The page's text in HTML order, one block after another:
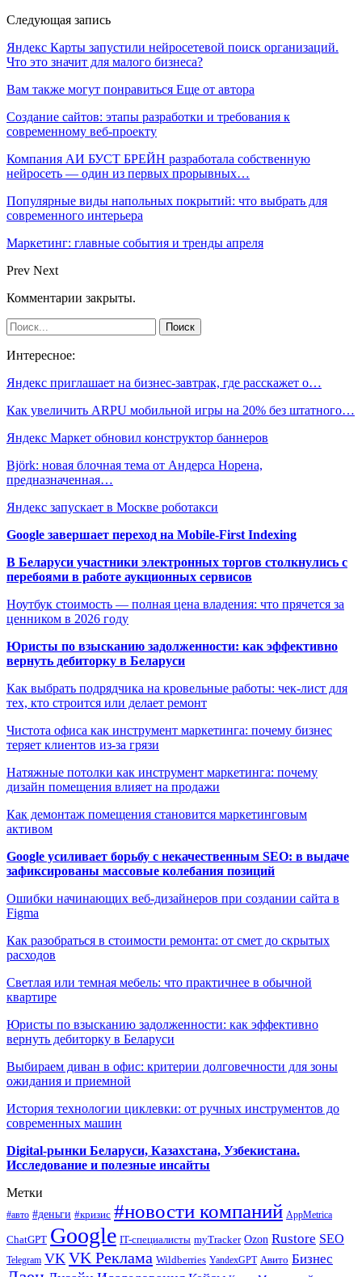
Следующая запись
Яндекс Карты запустили нейросетевой поиск организаций.
Что это значит для малого бизнеса?
Вам также могут понравиться Еще от автора
Создание сайтов: этапы разработки и требования к
современному веб-проекту
Компания АИ БУСТ БРЕЙН разработала собственную
нейросеть — один из первых прорывных…
Популярные виды напольных покрытий: что выбрать для
современного интерьера
Маркетинг: главные события и тренды апреля
Prev Next
Комментарии закрыты.
Интересное:
Яндекс приглашает на бизнес-завтрак, где расскажет о…
Как увеличить ARPU мобильной игры на 20% без штатного…
Яндекс Маркет обновил конструктор баннеров
Björk: новая блочная тема от Андерса Норена,
предназначенная…
Яндекс запускает в Москве роботакси
Google завершает переход на Mobile-First Indexing
В Беларуси участники электронных торгов столкнулись с
перебоями в работе аукционных сервисов
Ноутбук стоимость — полная цена владения: что прячется за
ценником в 2026 году
Юристы по взысканию задолженности: как эффективно
вернуть дебиторку в Беларуси
Как выбрать подрядчика на кровельные работы: чек-лист для
тех, кто строится или делает ремонт
Чистота офиса как инструмент маркетинга: почему бизнес
теряет клиентов из-за грязи
Натяжные потолки как инструмент маркетинга: почему
дизайн помещения влияет на продажи
Как демонтаж помещения становится маркетинговым
активом
Google усиливает борьбу с некачественным SEO: в выдаче
зафиксированы массовые колебания позиций
Ошибки начинающих веб-дизайнеров при создании сайта в
Figma
Как разобраться в стоимости ремонта: от смет до скрытых
расходов
Светлая или темная мебель: что практичнее в обычной
квартире
Юристы по взысканию задолженности: как эффективно
вернуть дебиторку в Беларуси
Выбираем диван в офис: критерии долговечности для зоны
ожидания и приемной
История технологии циклевки: от ручных инструментов до
современных машин
Digital-рынки Беларуси, Казахстана, Узбекистана.
Исследование и полезные инсайты
Метки
#авто #деньги #кризис #новости компаний AppMetrica
ChatGPT Google IT-специалисты myTracker Ozon Rustore SEO
Telegram VK VK Реклама Wildberries YandexGPT Авито Бизнес